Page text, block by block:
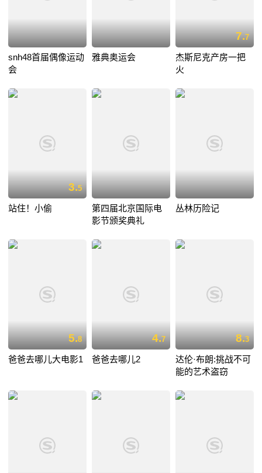
snh48首届偶像运动
会
雅典奥运会
7.7
杰斯尼克产房一把
火
3.5
站住！小偷
第四届北京国际电
影节颁奖典礼
丛林历险记
5.8
爸爸去哪儿大电影1
4.7
爸爸去哪儿2
8.3
达伦·布朗:挑战不可
能的艺术盗窃